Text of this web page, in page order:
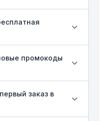
промокоды
заказ в